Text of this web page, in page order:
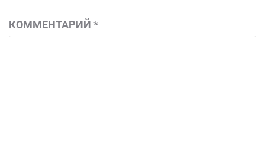
КОММЕНТАРИЙ *